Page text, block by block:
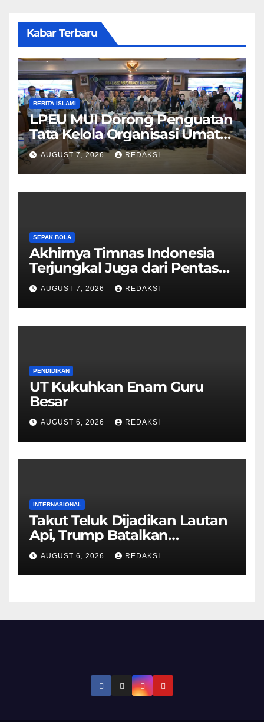
Kabar Terbaru
BERITA ISLAMI
LPEU MUI Dorong Penguatan
Tata Kelola Organisasi Umat
Lebih Profesional
AUGUST 7, 2026 REDAKSI
SEPAK BOLA
Akhirnya Timnas Indonesia
Terjungkal Juga dari Pentas
Piala AFF 2026
AUGUST 7, 2026 REDAKSI
PENDIDIKAN
UT Kukuhkan Enam Guru
Besar
AUGUST 6, 2026 REDAKSI
INTERNASIONAL
Takut Teluk Dijadikan Lautan
Api, Trump Batalkan
Serangan ke Iran
AUGUST 6, 2026 REDAKSI